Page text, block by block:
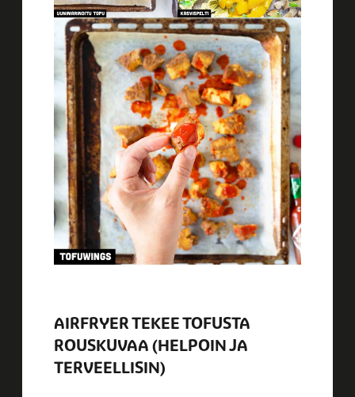
AIRFRYER TEKEE TOFUSTA
ROUSKUVAA (HELPOIN JA
TERVEELLISIN)